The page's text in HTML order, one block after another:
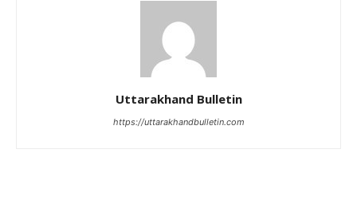
Uttarakhand Bulletin
https://uttarakhandbulletin.com